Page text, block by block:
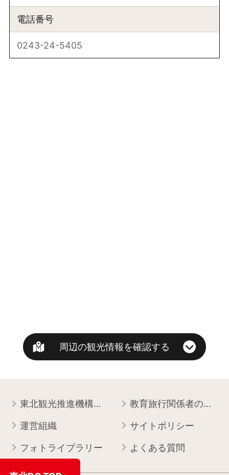
電話番号
0243-24-5405
周辺の観光情報を確認する
東北観光推進機構について 教育旅行関係者の皆様へ
運営組織 サイトポリシー
フォトライブラリー よくある質問